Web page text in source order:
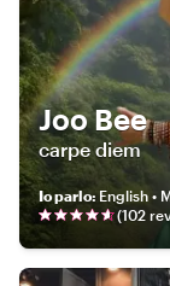
Joo Bee
carpe diem
Io parlo: English •
(102